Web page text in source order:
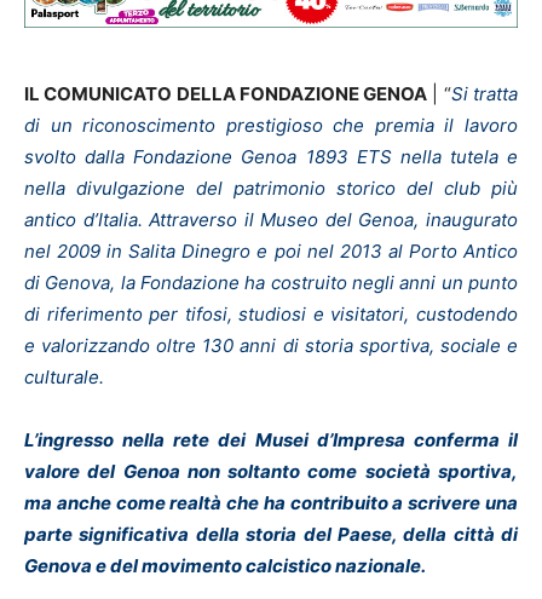
IL COMUNICATO DELLA FONDAZIONE GENOA | “Si tratta
di un riconoscimento prestigioso che premia il lavoro
svolto dalla Fondazione Genoa 1893 ETS nella tutela e
nella divulgazione del patrimonio storico del club più
antico d’Italia. Attraverso il Museo del Genoa, inaugurato
nel 2009 in Salita Dinegro e poi nel 2013 al Porto Antico
di Genova, la Fondazione ha costruito negli anni un punto
di riferimento per tifosi, studiosi e visitatori, custodendo
e valorizzando oltre 130 anni di storia sportiva, sociale e
culturale.
L’ingresso nella rete dei Musei d’Impresa conferma il
valore del Genoa non soltanto come società sportiva,
ma anche come realtà che ha contribuito a scrivere una
parte significativa della storia del Paese, della città di
Genova e del movimento calcistico nazionale.